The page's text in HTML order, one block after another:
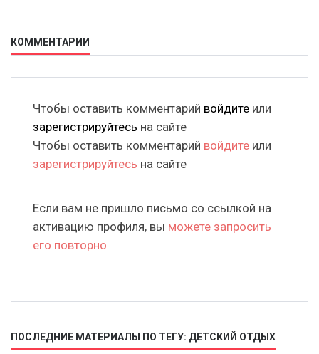
КОММЕНТАРИИ
Чтобы оставить комментарий войдите или
зарегистрируйтесь на сайте
Чтобы оставить комментарий войдите или
зарегистрируйтесь на сайте
Если вам не пришло письмо со ссылкой на
активацию профиля, вы можете запросить
его повторно
ПОСЛЕДНИЕ МАТЕРИАЛЫ ПО ТЕГУ: ДЕТСКИЙ ОТДЫХ